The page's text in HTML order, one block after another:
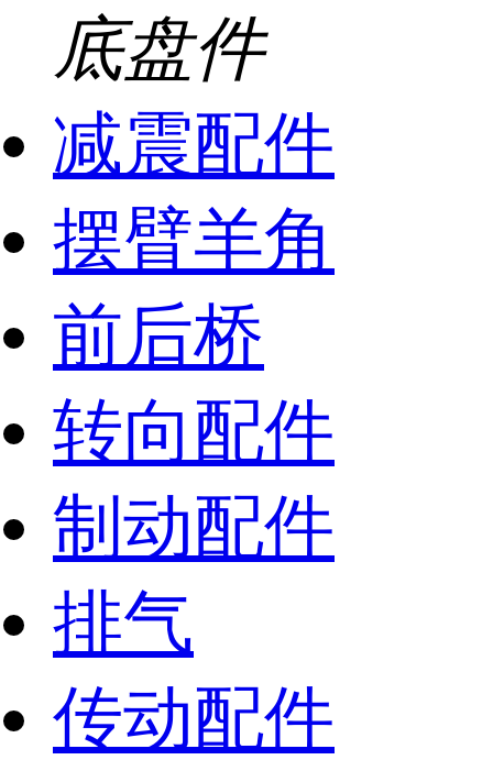
底盘件
减震配件
摆臂羊角
前后桥
转向配件
制动配件
排气
传动配件